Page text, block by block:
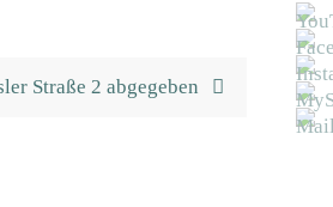
Straße 2 abgegeben